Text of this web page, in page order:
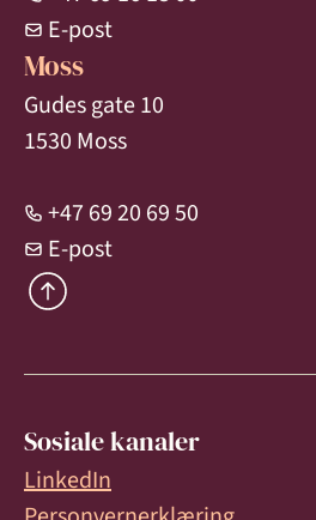
E-post
Moss
Gudes gate 10
1530 Moss
+47 69 20 69 50
E-post
Sosiale kanaler
LinkedIn